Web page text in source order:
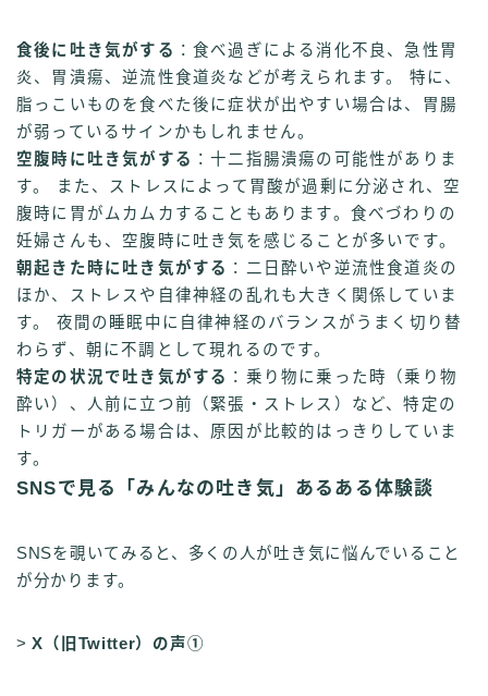
食後に吐き気がする ：食べ過ぎによる消化不良、急性胃
炎、胃潰瘍、逆流性食道炎などが考えられます。 特に、
脂っこいものを食べた後に症状が出やすい場合は、胃腸
が弱っているサインかもしれません。
空腹時に吐き気がする ：十二指腸潰瘍の可能性がありま
す。 また、ストレスによって胃酸が過剰に分泌され、空
腹時に胃がムカムカすることもあります。食べづわりの
妊婦さんも、空腹時に吐き気を感じることが多いです。
朝起きた時に吐き気がする ：二日酔いや逆流性食道炎の
ほか、ストレスや自律神経の乱れも大きく関係していま
す。 夜間の睡眠中に自律神経のバランスがうまく切り替
わらず、朝に不調として現れるのです。
特定の状況で吐き気がする ：乗り物に乗った時（乗り物
酔い）、人前に立つ前（緊張・ストレス）など、特定の
トリガーがある場合は、原因が比較的はっきりしていま
す。
SNSで見る「みんなの吐き気」あるある体験談
SNSを覗いてみると、多くの人が吐き気に悩んでいること
が分かります。
>X（旧Twitter）の声①